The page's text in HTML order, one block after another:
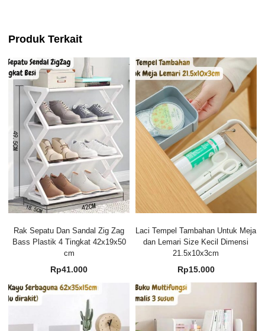
Produk Terkait
Rak Sepatu Dan Sandal Zig Zag
Bass Plastik 4 Tingkat 42x19x50
cm
Rp41.000
Laci Tempel Tambahan Untuk Meja
dan Lemari Size Kecil Dimensi
21.5x10x3cm
Rp15.000